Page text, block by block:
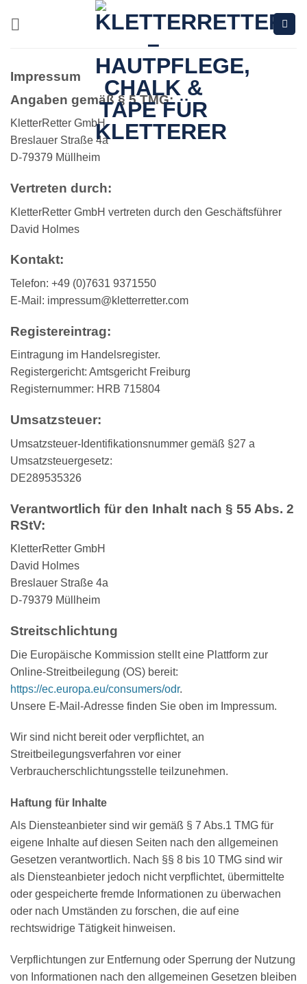
Impressum
Angaben gemäß § 5 TMG:
KletterRetter GmbH
Breslauer Straße 4a
D-79379 Müllheim
Vertreten durch:
KletterRetter GmbH vertreten durch den Geschäftsführer
David Holmes
Kontakt:
Telefon: +49 (0)7631 9371550
E-Mail: impressum@kletterretter.com
Registereintrag:
Eintragung im Handelsregister.
Registergericht: Amtsgericht Freiburg
Registernummer: HRB 715804
Umsatzsteuer:
Umsatzsteuer-Identifikationsnummer gemäß §27 a
Umsatzsteuergesetz:
DE289535326
Verantwortlich für den Inhalt nach § 55 Abs. 2
RStV:
KletterRetter GmbH
David Holmes
Breslauer Straße 4a
D-79379 Müllheim
Streitschlichtung
Die Europäische Kommission stellt eine Plattform zur
Online-Streitbeilegung (OS) bereit:
https://ec.europa.eu/consumers/odr.
Unsere E-Mail-Adresse finden Sie oben im Impressum.
Wir sind nicht bereit oder verpflichtet, an
Streitbeilegungsverfahren vor einer
Verbraucherschlichtungsstelle teilzunehmen.
Haftung für Inhalte
Als Diensteanbieter sind wir gemäß § 7 Abs.1 TMG für
eigene Inhalte auf diesen Seiten nach den allgemeinen
Gesetzen verantwortlich. Nach §§ 8 bis 10 TMG sind wir
als Diensteanbieter jedoch nicht verpflichtet, übermittelte
oder gespeicherte fremde Informationen zu überwachen
oder nach Umständen zu forschen, die auf eine
rechtswidrige Tätigkeit hinweisen.
Verpflichtungen zur Entfernung oder Sperrung der Nutzung
von Informationen nach den allgemeinen Gesetzen bleiben